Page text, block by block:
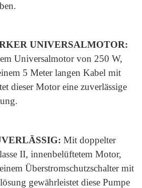
UNIVERSALMOTOR:
Universalmotor von 250 W,
5 Meter langen Kabel mit
dieser Motor eine zuverlässige
Mit doppelter
II, innenbelüftetem Motor,
Überstromschutzschalter mit
gewährleistet diese Pumpe